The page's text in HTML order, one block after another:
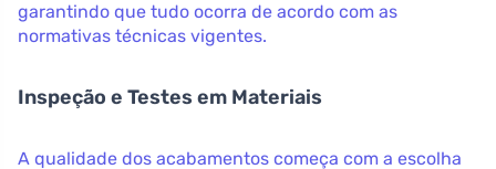
garantindo que tudo ocorra de acordo com as
normativas técnicas vigentes.
Inspeção e Testes em Materiais
A qualidade dos acabamentos começa com a escolha